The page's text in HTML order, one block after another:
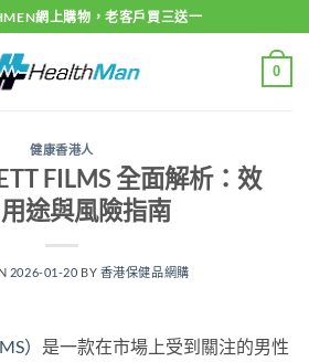
網上購物，老客戶買三送一
0
健康香港人
FILMS 全面解析：效
途與風險指南
2026-01-20 BY 香港保健品網購
） 是一款在市場上受到關注的男性